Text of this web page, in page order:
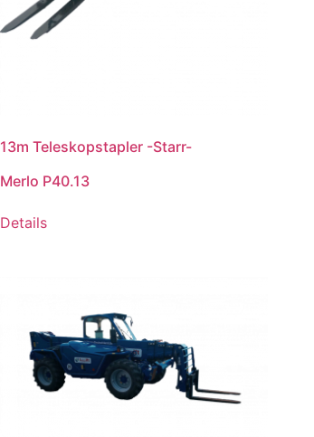
13m Teleskopstapler -Starr-
Merlo P40.13
Details